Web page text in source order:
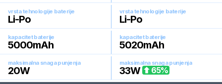
vrsta tehnologije baterije
Li-Po
vrsta tehnologije baterije
Li-Po
kapacitet baterije
5000mAh
kapacitet baterije
5020mAh
maksimalna snaga punjenja
20W
maksimalna snaga punjenja
33W 65%